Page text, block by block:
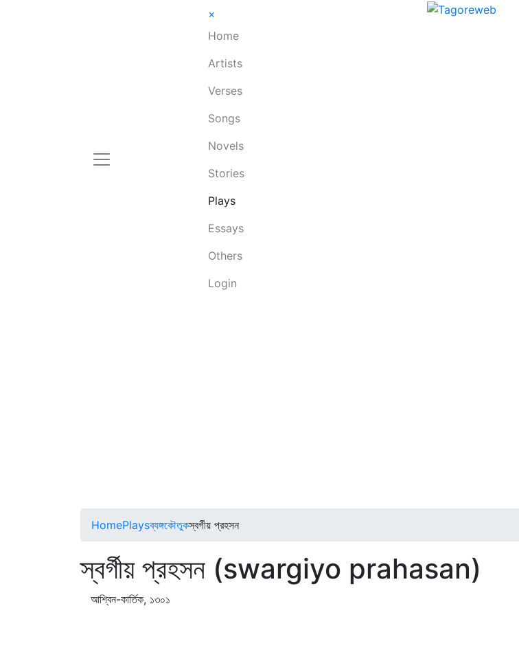
×
Home
Artists
Verses
Songs
Novels
Stories
Plays
Essays
Others
Login
HomePlaysব্যঙ্গকৌতুকস্বর্গীয় প্রহসন
স্বর্গীয় প্রহসন (swargiyo prahasan)
আশ্বিন-কার্তিক, ১৩০১